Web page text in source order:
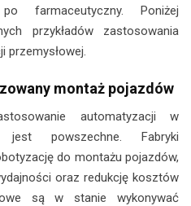
farmaceutyczny. Poniżej
przykładów zastosowania
przemysłowej.
montaż pojazdów
automatyzacji w
jest powszechne. Fabryki
do montażu pojazdów,
oraz redukcję kosztów
są w stanie wykonywać